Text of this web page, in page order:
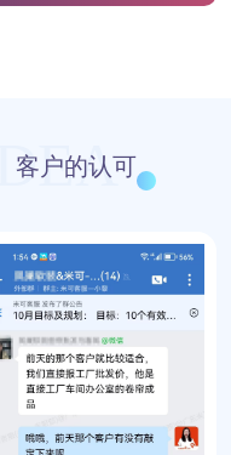
客户的认可